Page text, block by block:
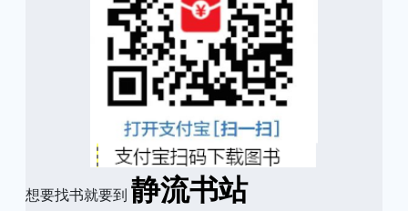
想要找书就要到 静流书站